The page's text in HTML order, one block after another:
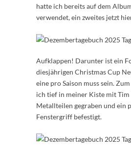
hatte ich bereits auf dem
verwendet, ein zweites jetzt
Aufklappen! Darunter ist ein
diesjährigen Christmas Cup
eine pro Saison muss sein.
ich tief in meiner Kiste mit
Metallteilen gegraben und ein
Fenstergriff befestigt.